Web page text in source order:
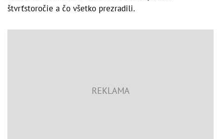
štvrťstoročie a čo všetko prezradili.